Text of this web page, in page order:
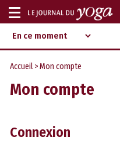
Aller
au
contenu
d‘information
indépendant
Afficher
ou
masquer
la
navigation
Accueil > Mon compte
Mon compte
Connexion